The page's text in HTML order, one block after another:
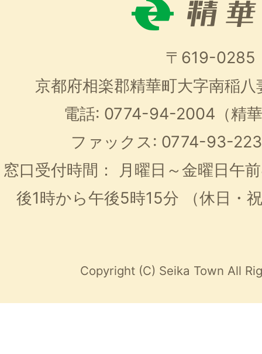
〒619-0285
京都府相楽郡精華町大字南稲
電話: 0774-94-2004（精
ファックス: 0774-93-
窓口受付時間：
月曜日～金曜日午
後1時から午後5時15分
（休日・
Copyright (C) Seika Town All